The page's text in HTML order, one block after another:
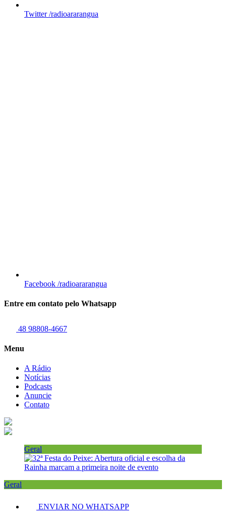
Twitter /radioararangua
Facebook /radioararangua
Entre em contato pelo Whatsapp
48 98808-4667
Menu
A Rádio
Notícias
Podcasts
Anuncie
Contato
Geral
Geral
ENVIAR NO WHATSAPP